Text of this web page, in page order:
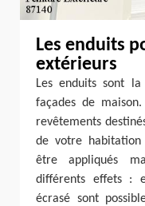
Les enduits
extérieurs
Les enduits sont
façades de
revêtements
de votre habitation
être appliqués
différents effets :
écrasé sont